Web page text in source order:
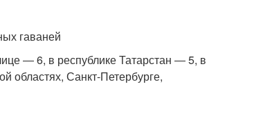
гаваней
― 6, в республике Татарстан ― 5, в
областях, Санкт-Петербурге,